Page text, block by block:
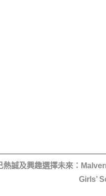
熱誠及興趣選擇未來：
Girls’